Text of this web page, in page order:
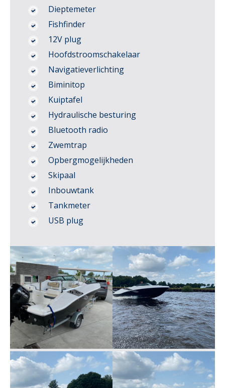
Dieptemeter
Fishfinder
12V plug
Hoofdstroomschakelaar
Navigatieverlichting
Biminitop
Kuiptafel
Hydraulische besturing
Bluetooth radio
Zwemtrap
Opbergmogelijkheden
Skipaal
Inbouwtank
Tankmeter
USB plug